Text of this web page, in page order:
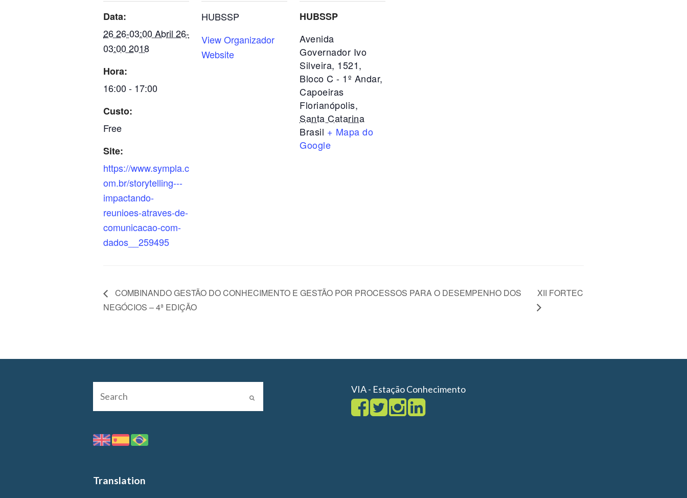
Data:
26 26-03:00 Abril 26-
03:00 2018
Hora:
16:00 - 17:00
Custo:
Free
Site:
https://www.sympla.c
om.br/storytelling---
impactando-
reunioes-atraves-de-
comunicacao-com-
dados__259495
HUBSSP
View Organizador
Website
HUBSSP
Avenida
Governador Ivo
Silveira, 1521,
Bloco C - 1º Andar,
Capoeiras
Florianópolis,
Santa Catarina
Brasil + Mapa do
Google
COMBINANDO GESTÃO DO CONHECIMENTO E GESTÃO POR PROCESSOS PARA O DESEMPENHO DOS
NEGÓCIOS – 4ª EDIÇÃO
XII FORTEC
Translation
VIA - Estação Conhecimento